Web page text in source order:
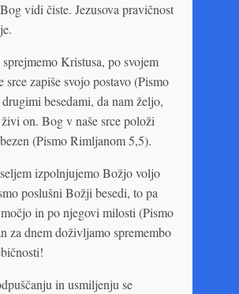
vidi čiste. Jezusova pravičnost
Kristusa, po svojem
srce zapiše svojo postavo (Pismo
besedami, da nam željo,
on. Bog v naše srce položi
(Pismo Rimljanom 5,5).
izpolnjujemo Božjo voljo
poslušni Božji besedi, to pa
in po njegovi milosti (Pismo
za dnem doživljamo spremembo
in usmiljenju se